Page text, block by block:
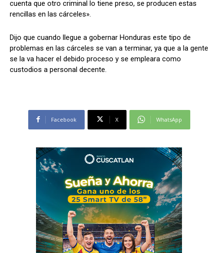
cuenta que otro criminal lo tiene preso, se producen estas
rencillas en las cárceles».
Dijo que cuando llegue a gobernar Honduras este tipo de
problemas en las cárceles se van a terminar, ya que a la gente
se la va hacer el debido proceso y se empleara como
custodios a personal decente.
Facebook X WhatsApp